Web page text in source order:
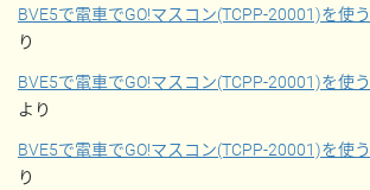
BVE5で電車でGO!マスコン(TCPP-20001)を使う
り
BVE5で電車でGO!マスコン(TCPP-20001)を使う
より
BVE5で電車でGO!マスコン(TCPP-20001)を使う
り